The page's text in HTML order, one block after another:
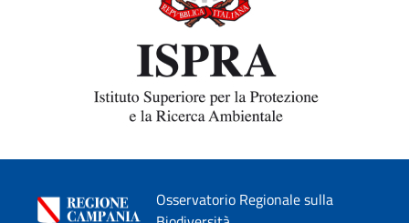
Osservatorio Regionale sulla